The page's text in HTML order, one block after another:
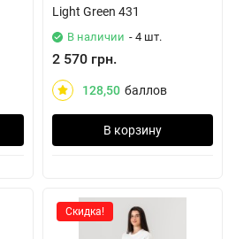
Light Green 431
В наличии - 4 шт.
2 570 грн.
128,50 баллов
В корзину
Скидка!